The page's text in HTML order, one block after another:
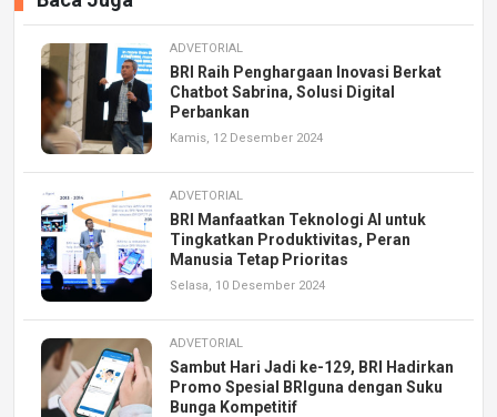
ADVETORIAL
BRI Raih Penghargaan Inovasi Berkat
Chatbot Sabrina, Solusi Digital
Perbankan
Kamis, 12 Desember 2024
ADVETORIAL
BRI Manfaatkan Teknologi AI untuk
Tingkatkan Produktivitas, Peran
Manusia Tetap Prioritas
Selasa, 10 Desember 2024
ADVETORIAL
Sambut Hari Jadi ke-129, BRI Hadirkan
Promo Spesial BRIguna dengan Suku
Bunga Kompetitif